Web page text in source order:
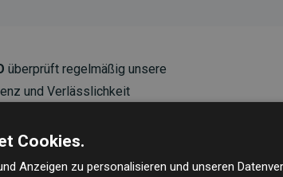
überprüft regelmäßig unsere
und Verlässlichkeit
in Klimaschutzprojekte im
Emissionender teilnehmenden
Cookies.
Anzeigen zu personalisieren und unseren